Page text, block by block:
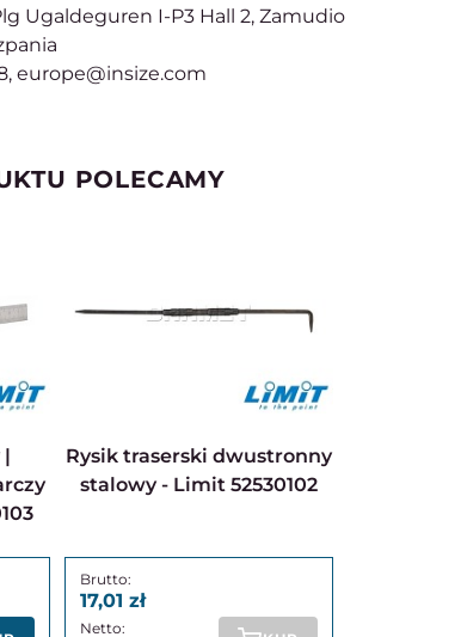
Ugaldeguren I-P3 Hall 2, Zamudio
europe@insize.com
POLECAMY
Rysik traserski dwustronny
stalowy - Limit 52530102
17,01